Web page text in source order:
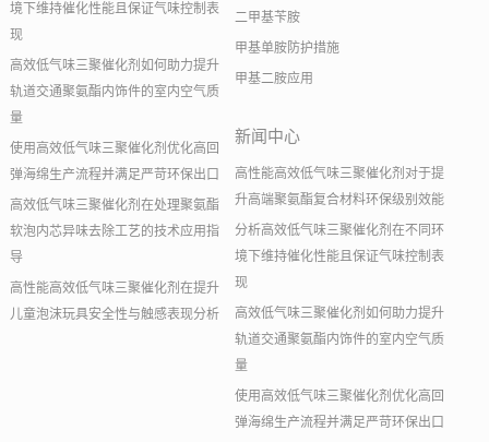
境下维持催化性能且保证气味控制表
现
高效低气味三聚催化剂如何助力提升
轨道交通聚氨酯内饰件的室内空气质
量
使用高效低气味三聚催化剂优化高回
弹海绵生产流程并满足严苛环保出口
高效低气味三聚催化剂在处理聚氨酯
软泡内芯异味去除工艺的技术应用指
导
高性能高效低气味三聚催化剂在提升
儿童泡沫玩具安全性与触感表现分析
二甲基苄胺
甲基单胺防护措施
甲基二胺应用
新闻中心
高性能高效低气味三聚催化剂对于提
升高端聚氨酯复合材料环保级别效能
分析高效低气味三聚催化剂在不同环
境下维持催化性能且保证气味控制表
现
高效低气味三聚催化剂如何助力提升
轨道交通聚氨酯内饰件的室内空气质
量
使用高效低气味三聚催化剂优化高回
弹海绵生产流程并满足严苛环保出口